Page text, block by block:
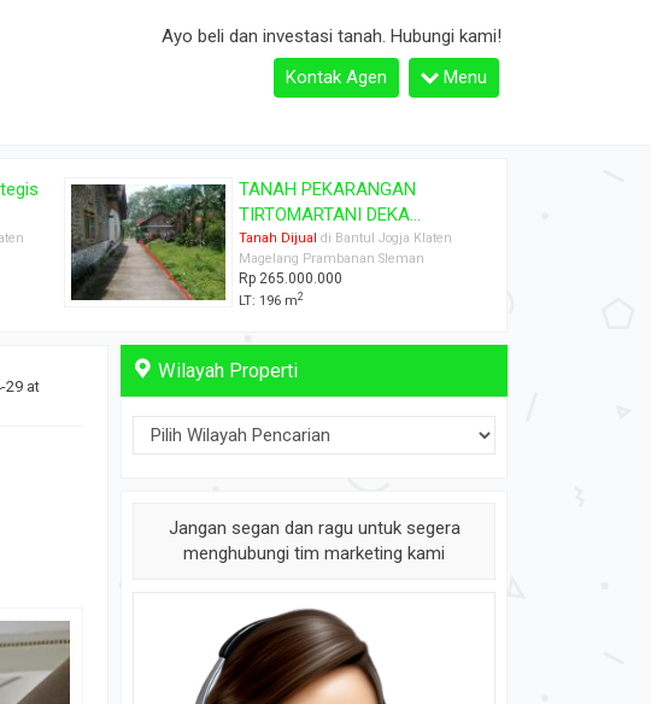
Ayo beli dan investasi tanah. Hubungi kami!
Kontak Agen
Menu
TANAH PEKARANGAN ASRI
MURAH DEKAT ...
Tanah Dijual di Bantul Jogja Klaten
Magelang Prambanan Sleman
Rp 450.000.000
LT: 543 m2
29 at
Wilayah Properti
Jangan segan dan ragu untuk segera
menghubungi tim marketing kami